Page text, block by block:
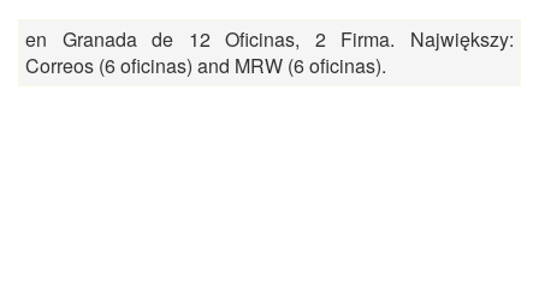
en Granada de 12 Oficinas, 2 Firma. Największy:
Correos (6 oficinas) and MRW (6 oficinas).